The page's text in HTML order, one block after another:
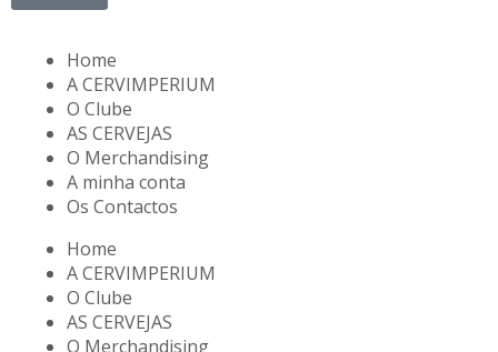
Home
A CERVIMPERIUM
O Clube
AS CERVEJAS
O Merchandising
A minha conta
Os Contactos
Home
A CERVIMPERIUM
O Clube
AS CERVEJAS
O Merchandising